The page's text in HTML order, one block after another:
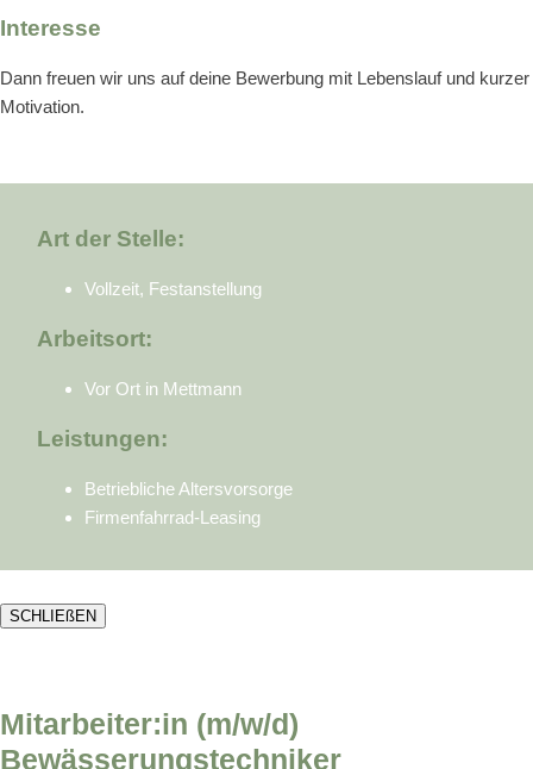
Interesse
Dann freuen wir uns auf deine Bewerbung mit Lebenslauf und kurzer
Motivation.
Art der Stelle:
Vollzeit, Festanstellung
Arbeitsort:
Vor Ort in Mettmann
Leistungen:
Betriebliche Altersvorsorge
Firmenfahrrad-Leasing
SCHLIEßEN
Mitarbeiter:in (m/w/d)
Bewässerungstechniker